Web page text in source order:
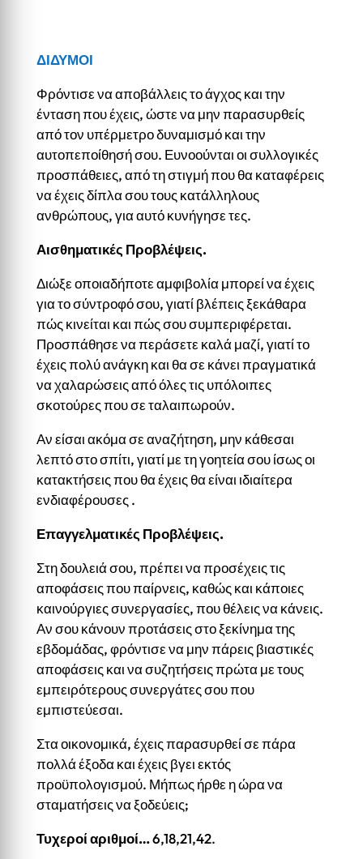
ΔΙΔΥΜΟΙ
Φρόντισε να αποβάλλεις το άγχος και την
ένταση που έχεις, ώστε να μην παρασυρθείς
από τον υπέρμετρο δυναμισμό και την
αυτοπεποίθησή σου. Ευνοούνται οι συλλογικές
προσπάθειες, από τη στιγμή που θα καταφέρεις
να έχεις δίπλα σου τους κατάλληλους
ανθρώπους, για αυτό κυνήγησε τες.
Αισθηματικές Προβλέψεις.
Διώξε οποιαδήποτε αμφιβολία μπορεί να έχεις
για το σύντροφό σου, γιατί βλέπεις ξεκάθαρα
πώς κινείται και πώς σου συμπεριφέρεται.
Προσπάθησε να περάσετε καλά μαζί, γιατί το
έχεις πολύ ανάγκη και θα σε κάνει πραγματικά
να χαλαρώσεις από όλες τις υπόλοιπες
σκοτούρες που σε ταλαιπωρούν.
Αν είσαι ακόμα σε αναζήτηση, μην κάθεσαι
λεπτό στο σπίτι, γιατί με τη γοητεία σου ίσως οι
κατακτήσεις που θα έχεις θα είναι ιδιαίτερα
ενδιαφέρουσες .
Επαγγελματικές Προβλέψεις.
Στη δουλειά σου, πρέπει να προσέχεις τις
αποφάσεις που παίρνεις, καθώς και κάποιες
καινούργιες συνεργασίες, που θέλεις να κάνεις.
Αν σου κάνουν προτάσεις στο ξεκίνημα της
εβδομάδας, φρόντισε να μην πάρεις βιαστικές
αποφάσεις και να συζητήσεις πρώτα με τους
εμπειρότερους συνεργάτες σου που
εμπιστεύεσαι.
Στα οικονομικά, έχεις παρασυρθεί σε πάρα
πολλά έξοδα και έχεις βγει εκτός
προϋπολογισμού. Μήπως ήρθε η ώρα να
σταματήσεις να ξοδεύεις;
Τυχεροί αριθμοί…6,18,21,42.